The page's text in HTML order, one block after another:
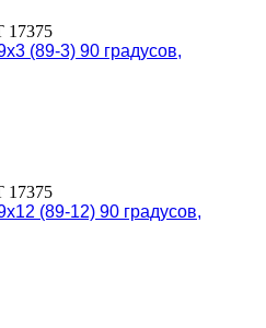
(89-3) 90 градусов,
(89-12) 90 градусов,